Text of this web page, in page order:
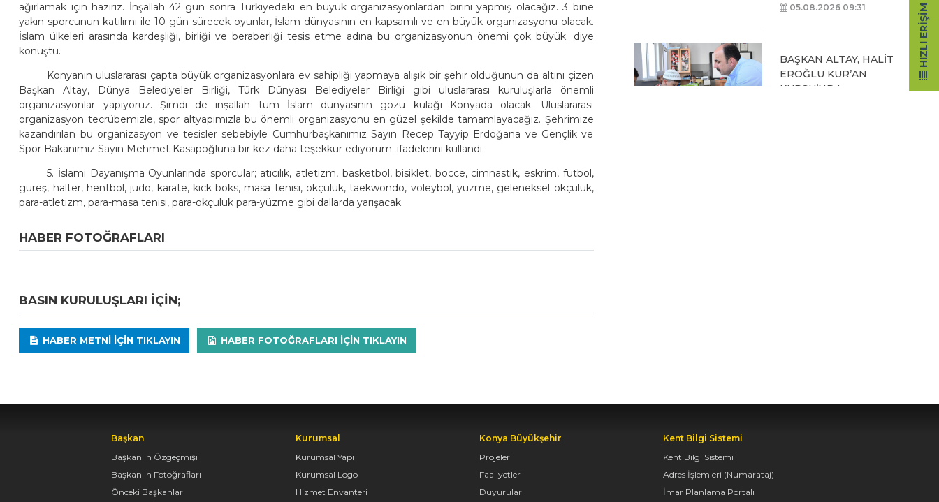
ağırlamak için hazırız. İnşallah 42 gün sonra Türkiyedeki en büyük organizasyonlardan birini yapmış olacağız. 3 bine
yakın sporcunun katılımı ile 10 gün sürecek oyunlar, İslam dünyasının en kapsamlı ve en büyük organizasyonu olacak.
İslam ülkeleri arasında kardeşliği, birliği ve beraberliği tesis etme adına bu organizasyonun önemi çok büyük. diye
konuştu.
Konyanın uluslararası çapta büyük organizasyonlara ev sahipliği yapmaya alışık bir şehir olduğunun da altını çizen
Başkan Altay, Dünya Belediyeler Birliği, Türk Dünyası Belediyeler Birliği gibi uluslararası kuruluşlarla önemli
organizasyonlar yapıyoruz. Şimdi de inşallah tüm İslam dünyasının gözü kulağı Konyada olacak. Uluslararası
organizasyon tecrübemizle, spor altyapımızla bu önemli organizasyonu en güzel şekilde tamamlayacağız. Şehrimize
kazandırılan bu organizasyon ve tesisler sebebiyle Cumhurbaşkanımız Sayın Recep Tayyip Erdoğana ve Gençlik ve
Spor Bakanımız Sayın Mehmet Kasapoğluna bir kez daha teşekkür ediyorum. ifadelerini kullandı.
5. İslami Dayanışma Oyunlarında sporcular; atıcılık, atletizm, basketbol, bisiklet, bocce, cimnastik, eskrim, futbol,
güreş, halter, hentbol, judo, karate, kick boks, masa tenisi, okçuluk, taekwondo, voleybol, yüzme, geleneksel okçuluk,
para-atletizm, para-masa tenisi, para-okçuluk para-yüzme gibi dallarda yarışacak.
HABER FOTOĞRAFLARI
BASIN KURULUŞLARI IÇIN;
HABER METNI IÇIN TIKLAYIN HABER FOTOĞRAFLARI IÇIN TIKLAYIN
05.08.2026 09:31
BAŞKAN ALTAY, HALİT
EROĞLU KUR’AN
KURSU’NDA
BİR ÜNİVERSİTE HAYATI
Başkan
Başkan'ın Özgeçmişi
Başkan'ın Fotoğrafları
Önceki Başkanlar
Kurumsal
Kurumsal Yapı
Kurumsal Logo
Hizmet Envanteri
Konya Büyükşehir
Projeler
Faaliyetler
Duyurular
Kent Bilgi Sistemi
Kent Bilgi Sistemi
Adres İşlemleri (Numarataj)
İmar Planlama Portalı
HIZLI ERIŞIM